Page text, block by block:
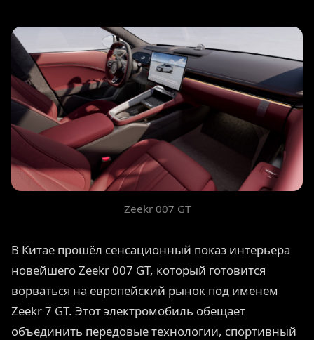
Zeekr 007 GT
В Китае прошёл сенсационный показ интерьера
новейшего Zeekr 007 GT, который готовится
ворваться на европейский рынок под именем
Zeekr 7 GT. Этот электромобиль обещает
объединить передовые технологии, спортивный